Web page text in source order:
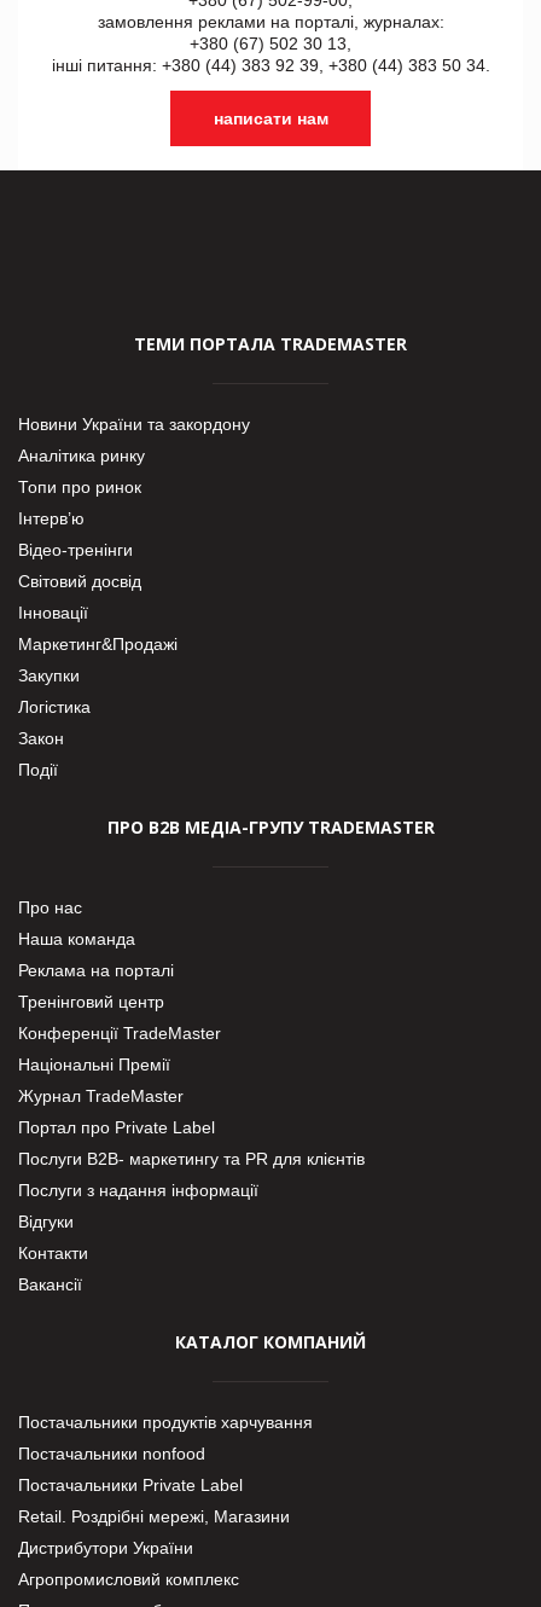
замовлення реклами на порталі, журналах:
+380 (67) 502 30 13,
інші питання: +380 (44) 383 92 39, +380 (44) 383 50 34.
написати нам
ТЕМИ ПОРТАЛА TRADEMASTER
Новини України та закордону
Аналітика ринку
Топи про ринок
Інтерв’ю
Відео-тренінги
Світовий досвід
Інновації
Маркетинг&Продажі
Закупки
Логістика
Закон
Події
ПРО В2В МЕДІА-ГРУПУ TRADEMASTER
Про нас
Наша команда
Реклама на порталі
Тренінговий центр
Конференції TradeMaster
Національні Премії
Журнал TradeMaster
Портал про Private Label
Послуги В2В- маркетингу та PR для клієнтів
Послуги з надання інформації
Відгуки
Контакти
Вакансії
КАТАЛОГ КОМПАНИЙ
Постачальники продуктів харчування
Постачальники nonfood
Постачальники Private Label
Retail. Роздрібні мережі, Магазини
Дистрибутори України
Агропромисловий комплекс